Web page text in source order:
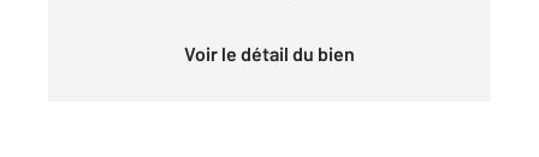
Voir le détail du bien